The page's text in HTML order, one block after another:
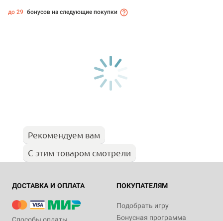
до 29 бонусов на следующие покупки
Рекомендуем вам
С этим товаром смотрели
ДОСТАВКА И ОПЛАТА ПОКУПАТЕЛЯМ
Подобрать игру
Бонусная программа